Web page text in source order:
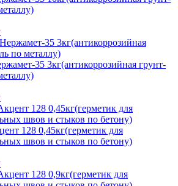
35 3кг(антикоррозийная грунт-
128 0,45кг(герметик для
швов и стыков по бетону)